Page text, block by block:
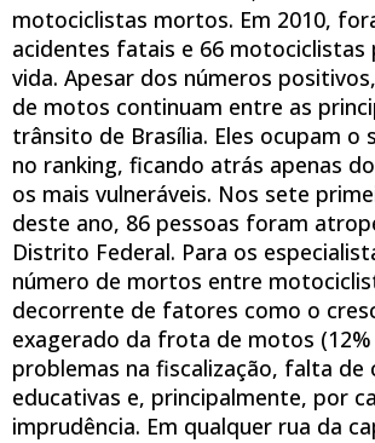
motociclistas mortos. Em 2010,
acidentes fatais e 66 motociclistas
vida. Apesar dos números
de motos continuam entre as
trânsito de Brasília. Eles ocupam o
no ranking, ficando atrás apenas
os mais vulneráveis. Nos sete
deste ano, 86 pessoas foram
Distrito Federal. Para os
número de mortos entre
decorrente de fatores como o
exagerado da frota de motos (12%
problemas na fiscalização, falta de
educativas e, principalmente, por
imprudência. Em qualquer rua da